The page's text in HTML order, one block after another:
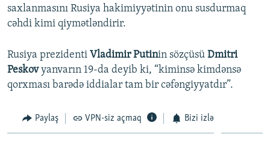
saxlanmasını Rusiya hakimiyyətinin onu susdurmaq
cəhdi kimi qiymətləndirir.
Rusiya prezidenti Vladimir Putinin sözçüsü Dmitri
Peskovyanvarın 19-da deyib ki, “kiminsə kimdənsə
qorxması barədə iddialar tam bir cəfəngiyyatdır”.
Paylaş VPN-siz açmaq Bizi izlə